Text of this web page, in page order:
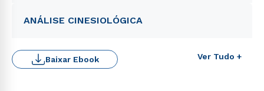
ANÁLISE CINESIOLÓGICA
Ver Tudo +
Baixar Ebook